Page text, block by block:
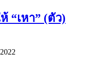
“เหา” (ตัว)